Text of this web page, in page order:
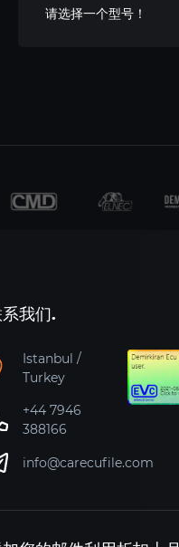
请选择一个型号！
我们.
Istanbul /
Turkey
+44 7946
388166
info@carecufile.com